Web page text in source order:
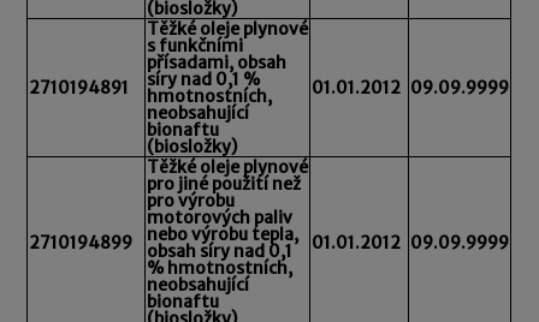
(biosložky)
2710194891
Těžké oleje plynové
s funkčními
přísadami, obsah
síry nad 0,1 %
hmotnostních,
neobsahující
bionaftu
(biosložky)
01.01.2012 09.09.9999
2710194899
Těžké oleje plynové
pro jiné použití než
pro výrobu
motorových paliv
nebo výrobu tepla,
obsah síry nad 0,1
% hmotnostních,
neobsahující
bionaftu
01.01.2012 09.09.9999